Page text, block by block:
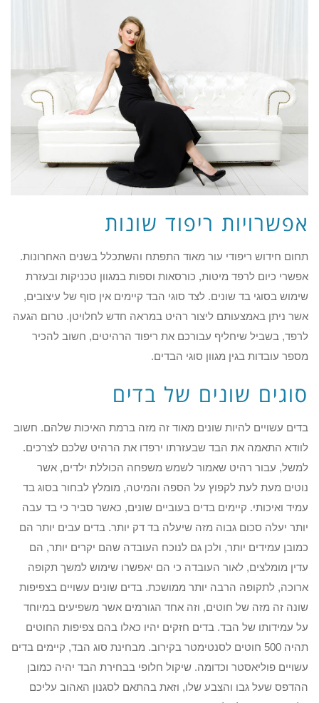
אפשרויות ריפוד שונות
תחום חידוש ריפודי עור מאוד התפתח והשתכלל בשנים האחרונות.
אפשרי כיום לרפד מיטות, כורסאות וספות במגוון טכניקות ובעזרת
שימוש בסוגי בד שונים. לצד סוגי הבד קיימים אין סוף של עיצובים,
אשר ניתן באמצעותם ליצור רהיט במראה חדש לחלויטן. טרום הגעה
לרפד, בשביל שיחליף עבורכם את ריפוד הרהיטים, חשוב להכיר
מספר עובדות בגין מגוון סוגי הבדים.
סוגים שונים של בדים
בדים עשויים להיות שונים מאוד זה מזה ברמת האיכות שלהם. חשוב
לוודא התאמה את הבד שבעזרתו ירפדו את הרהיט שלכם לצרכים.
למשל, עבור רהיט שאמור לשמש משפחה הכוללת ילדים, אשר
נוטים מעת לעת לקפוץ על הספה והמיטה, מומלץ לבחור בסוג בד
עמיד ואיכותי. קיימים בדים בעוביים שונים, כאשר סביר כי בד עבה
יותר יעלה סכום גבוה מזה שיעלה בד דק יותר. בדים עבים יותר הם
כמובן עמידים יותר, ולכן גם לנוכח העובדה שהם יקרים יותר, הם
עדין מומלצים, לאור העובדה כי הם יאפשרו שימוש למשך תקופה
ארוכה, לתקופה הרבה יותר ממושכת. בדים שונים עשויים בצפיפות
שונה זה מזה של חוטים, וזה אחד הגורמים אשר משפיעים במיוחד
על עמידותו של הבד. בדים חזקים יהיו כאלו בהם צפיפות החוטים
תהיה 500 חוטים לסנטימטר בקירוב. מבחינת סוג הבד, קיימים בדים
עשויים פוליאסטר וכדומה. שיקול חלופי בבחירת הבד יהיה כמובן
ההדפס שעל גבו והצבע שלו, וזאת בהתאם לסגנון האהוב עליכם